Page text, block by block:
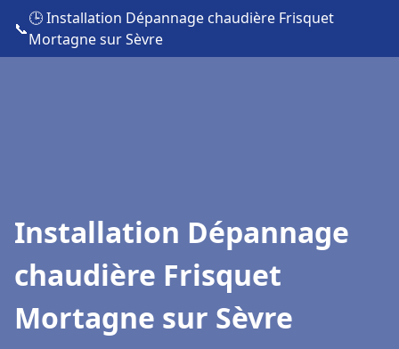
📞
🕒 Installation Dépannage chaudière Frisquet
Mortagne sur Sèvre
Installation Dépannage
chaudière Frisquet
Mortagne sur Sèvre